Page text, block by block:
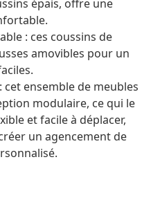
épais, offre une
: ces coussins de
amovibles pour un
ensemble de meubles
modulaire, ce qui le
et facile à déplacer,
un agencement de